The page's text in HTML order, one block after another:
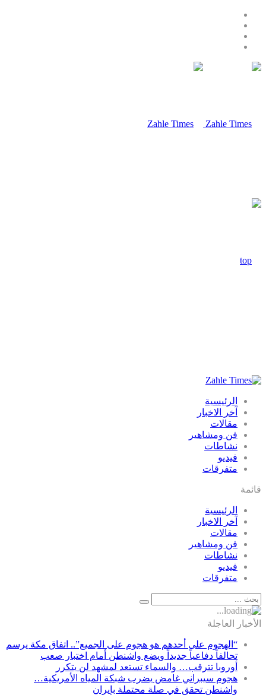
الرئيسية
آخر الاخبار
مقالات
فن ومشاهير
نشاطات
فيديو
متفرقات
قائمة
الرئيسية
آخر الاخبار
مقالات
فن ومشاهير
نشاطات
فيديو
متفرقات
الأخبار العاجلة
“الهجوم على أحدهم هو هجوم على الجميع”.. اتفاق مكة يرسم
تحالفاً دفاعياً جديداً ويضع واشنطن أمام اختبار صعب
أوروبا تترقب… والسماء تستعد لمشهد لن يتكرر
هجوم سيبراني غامض يضرب شبكة المياه الأمريكية…
واشنطن تحقق في صلة محتملة بإيران